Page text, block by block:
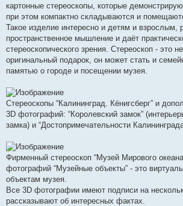
картонные стереоскопы, которые
при этом компактно складываются и
Такое изделие интересно и детям и взрослым,
пространственное мышление и даёт
стереоскопического зрения. Стереоскоп - это
оригинальный подарок, он может стать и
памятью о городе и посещении музея.
Cтереоскопы “Калининград. Кёнигсберг” и
3D фотографий: “Королевский замок”
замка) и “Достопримечательности
Фирменный стереоскоп “Музей Мирового
фотографий “Музейные объекты” - это
объектам музея.
Все 3D фотографии имеют подписи на
рассказывают об интересных фактах.